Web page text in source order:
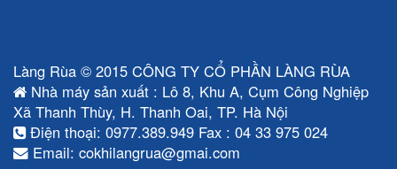
Làng Rùa © 2015 CÔNG TY CỔ PHẦN LÀNG RÙA
Nhà máy sản xuất : Lô 8, Khu A, Cụm Công Nghiệp
Xã Thanh Thùy, H. Thanh Oai, TP. Hà Nội
Điện thoại: 0977.389.949 Fax : 04 33 975 024
Email: cokhilangrua@gmai.com